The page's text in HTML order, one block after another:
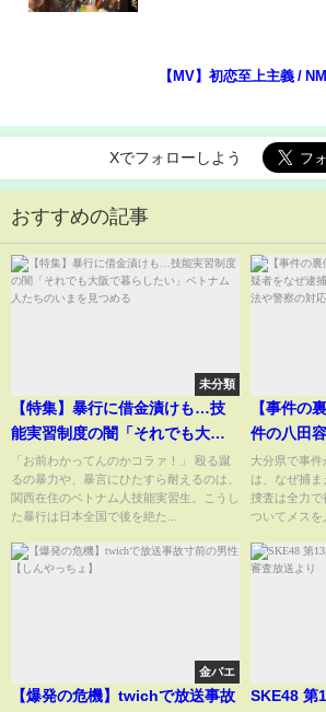
【MV】初恋至上主義 /
Xでフォローしよう
おすすめの記事
未分類
【特集】暴行に借金漬けも…技
能実習制度の闇「それでも大阪
で暮らしたい」ベトナム人たち
のいまを見つめる
「お前わかってんのかコラァ！」 殴る蹴
るの暴力や、暴言にひたすら耐えるのは、
関西在住のベトナム人技能実習生。こうし
た暴行は日本全国で後を絶た...
【事件の
件の八田
ないのか
察の対応
大分県で事
は、なぜ捕ま
捜査は全力で
ついてメスを
金バエ
【爆発の危機】twichで放送事故
SKE48 第